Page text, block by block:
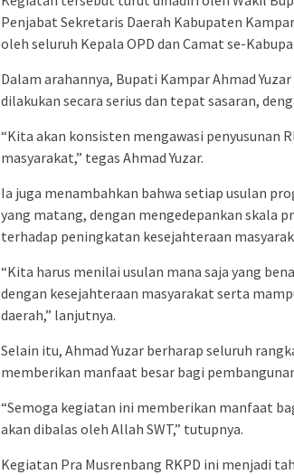
Penjabat Sekretaris Daerah Kabupaten
oleh seluruh Kepala OPD dan Camat se-
Dalam arahannya, Bupati Kampar Ahmad
dilakukan secara serius dan tepat sasaran,
“Kita akan konsisten mengawasi penyusunan
masyarakat,” tegas Ahmad Yuzar.
Ia juga menambahkan bahwa setiap usulan
yang matang, dengan mengedepankan skala
terhadap peningkatan kesejahteraan
“Kita harus menilai usulan mana saja yang
dengan kesejahteraan masyarakat serta
daerah,” lanjutnya.
Selain itu, Ahmad Yuzar berharap seluruh
memberikan manfaat besar bagi
“Semoga kegiatan ini memberikan manfaat
akan dibalas oleh Allah SWT,” tutupnya.
Kegiatan Pra Musrenbang RKPD ini menjadi